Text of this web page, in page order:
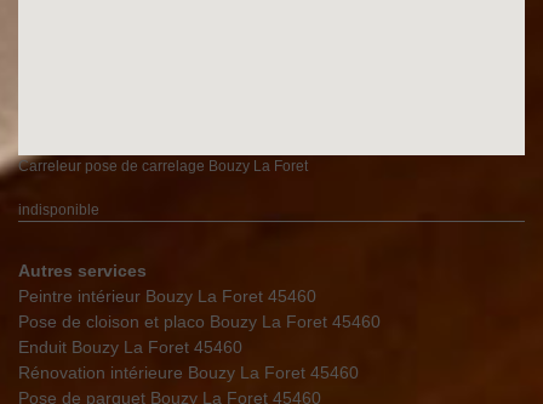
Carreleur pose de carrelage Bouzy La Foret
indisponible
Autres services
Peintre intérieur Bouzy La Foret 45460
Pose de cloison et placo Bouzy La Foret 45460
Enduit Bouzy La Foret 45460
Rénovation intérieure Bouzy La Foret 45460
Pose de parquet Bouzy La Foret 45460